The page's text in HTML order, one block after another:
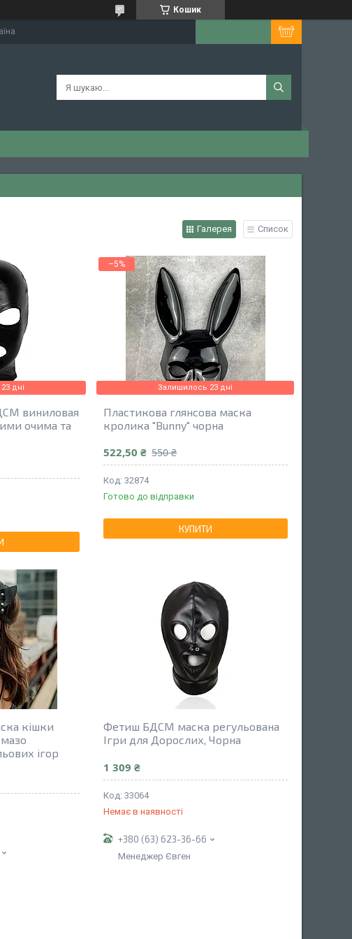
Кошик
Галерея Список
дні
виниловая
очима та
–5%
Залишилось 23 дні
Пластикова глянсова маска
кролика "Bunny" чорна
522,50 ₴ 550 ₴
32874
Готово до відправки
КУПИТИ
кішки
ігор
Фетиш БДСМ маска регульована
Ігри для Дорослих, Чорна
1 309 ₴
33064
Немає в наявності
+380 (63) 623-36-66
Менеджер Євген